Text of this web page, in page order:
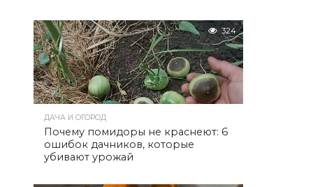
324
ДАЧА И ОГОРОД
Почему помидоры не краснеют: 6
ошибок дачников, которые
убивают урожай